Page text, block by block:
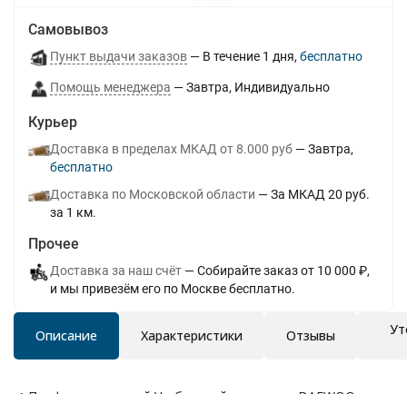
Самовывоз
Пункт выдачи заказов В течение 1 дня Бесплатно
Помощь менеджера Завтра Индивидуально
Курьер
Доставка в пределах МКАД от 8.000 руб
Завтра
Бесплатно
Доставка по Московской области
За МКАД 20 руб.
за 1 км.
Прочее
Доставка за наш счёт
Собирайте заказ от 10 000 ₽,
и мы привезём его по Москве бесплатно.
Описание Характеристики Отзывы